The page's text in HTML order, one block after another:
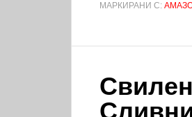
МАРКИРАНИ С: